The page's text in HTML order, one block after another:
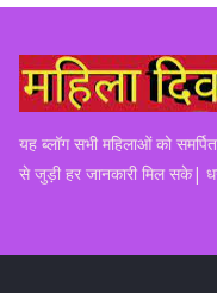
यह ब्लॉग सभी महिलाओं को
से जुड़ी हर जानकारी मिल सके|